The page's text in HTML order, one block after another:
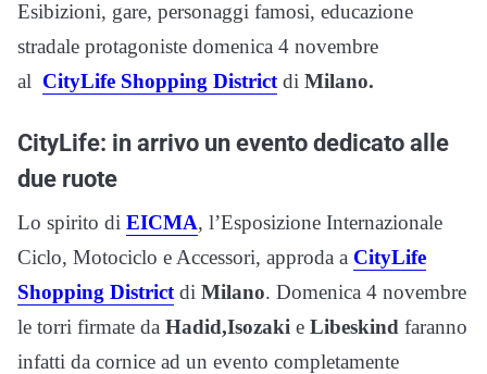
Esibizioni, gare, personaggi famosi, educazione
stradale protagoniste domenica 4 novembre
al CityLife Shopping District di Milano.
CityLife: in arrivo un evento dedicato alle
due ruote
Lo spirito di EICMA, l’Esposizione Internazionale
Ciclo, Motociclo e Accessori, approda a CityLife
Shopping District di Milano. Domenica 4 novembre
le torri firmate da Hadid,Isozaki e Libeskind faranno
infatti da cornice ad un evento completamente